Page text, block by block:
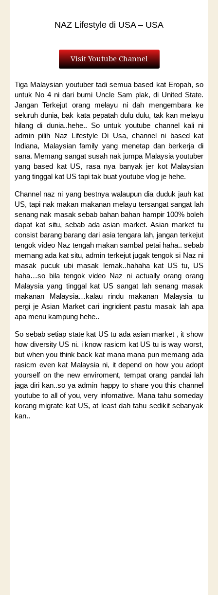
NAZ Lifestyle di USA – USA
Visit Youtube Channel
Tiga Malaysian youtuber tadi semua based kat Eropah, so
untuk No 4 ni dari bumi Uncle Sam plak, di United State.
Jangan Terkejut orang melayu ni dah mengembara ke
seluruh dunia, bak kata pepatah dulu dulu, tak kan melayu
hilang di dunia..hehe.. So untuk youtube channel kali ni
admin pilih Naz Lifestyle Di Usa, channel ni based kat
Indiana, Malaysian family yang menetap dan berkerja di
sana. Memang sangat susah nak jumpa Malaysia youtuber
yang based kat US, rasa nya banyak jer kot Malaysian
yang tinggal kat US tapi tak buat youtube vlog je hehe.
Channel naz ni yang bestnya walaupun dia duduk jauh kat
US, tapi nak makan makanan melayu tersangat sangat lah
senang nak masak sebab bahan bahan hampir 100% boleh
dapat kat situ, sebab ada asian market. Asian market tu
consist barang barang dari asia tengara lah, jangan terkejut
tengok video Naz tengah makan sambal petai haha.. sebab
memang ada kat situ, admin terkejut jugak tengok si Naz ni
masak pucuk ubi masak lemak..hahaha kat US tu, US
haha…so bila tengok video Naz ni actually orang orang
Malaysia yang tinggal kat US sangat lah senang masak
makanan Malaysia…kalau rindu makanan Malaysia tu
pergi je Asian Market cari ingridient pastu masak lah apa
apa menu kampung hehe..
So sebab setiap state kat US tu ada asian market , it show
how diversity US ni. i know rasicm kat US tu is way worst,
but when you think back kat mana mana pun memang ada
rasicm even kat Malaysia ni, it depend on how you adopt
yourself on the new enviroment, tempat orang pandai lah
jaga diri kan..so ya admin happy to share you this channel
youtube to all of you, very infomative. Mana tahu someday
korang migrate kat US, at least dah tahu sedikit sebanyak
kan..